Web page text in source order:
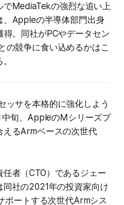
でMediaTekの強烈な追い上
、Appleの半導体部門出身
得。同社がPCやデータセン
の競争に食い込めるかはこ
ッサを本格的に強化しよう
中旬、AppleのMシリーズプ
えるArmベースの次世代
者（CTO）であるジェー
同社の2021年の投資家向け
ポートする次世代Armシス